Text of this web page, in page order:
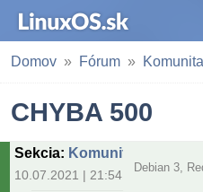
Domov Fórum Komunita
CHYBA 500
Sekcia: Komunita
10.07.2021 | 21:54
Debian 3,